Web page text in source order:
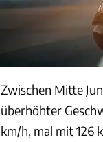
Zwischen Mitte
überhöhter
km/h, mal mit 126